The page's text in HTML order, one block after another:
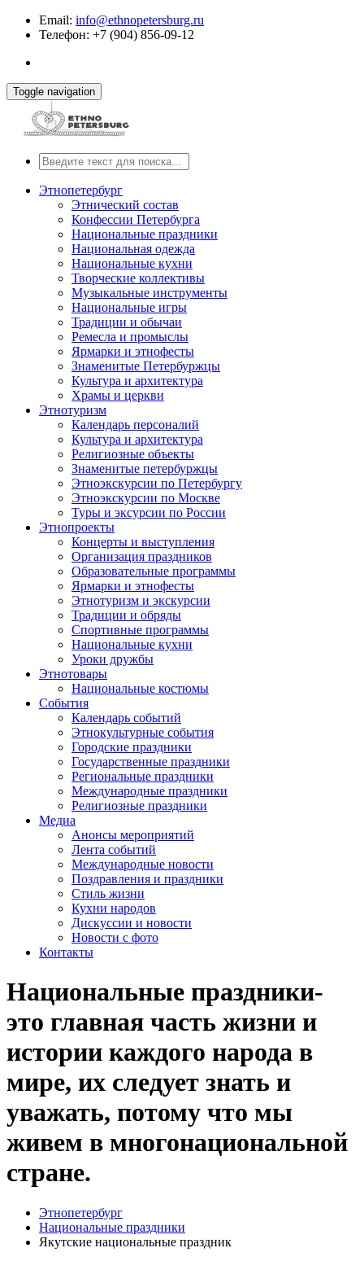
Email: info@ethnopetersburg.ru
Телефон: +7 (904) 856-09-12
Toggle navigation
Этнопетербург
Этнический состав
Конфессии Петербурга
Национальные праздники
Национальная одежда
Национальные кухни
Творческие коллективы
Музыкальные инструменты
Национальные игры
Традиции и обычаи
Ремесла и промыслы
Ярмарки и этнофесты
Знаменитые Петербуржцы
Культура и архитектура
Храмы и церкви
Этнотуризм
Календарь персоналий
Культура и архитектура
Религиозные объекты
Знаменитые петербуржцы
Этноэкскурсии по Петербургу
Этноэкскурсии по Москве
Туры и эксурсии по России
Этнопроекты
Концерты и выступления
Организация праздников
Образовательные программы
Ярмарки и этнофесты
Этнотуризм и экскурсии
Традиции и обряды
Спортивные программы
Национальные кухни
Уроки дружбы
Этнотовары
Национальные костюмы
События
Календарь событий
Этнокультурные события
Городские праздники
Государственные праздники
Региональные праздники
Международные праздники
Религиозные праздники
Медиа
Анонсы мероприятий
Лента событий
Международные новости
Поздравления и праздники
Cтиль жизни
Кухни народов
Дискуссии и новости
Новости с фото
Контакты
Национальные праздники-
это главная часть жизни и
истории каждого народа в
мире, их следует знать и
уважать, потому что мы
живем в многонациональной
стране.
Этнопетербург
Национальные праздники
Якутские национальные праздник